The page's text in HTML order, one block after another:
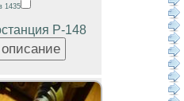
1435
Р-148